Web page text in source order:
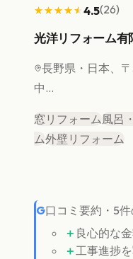
★★★★★
★★★★★ 4.5(26)
光洋リフォーム有
長野県 ・日本、
中...
窓リフォーム 風呂
ム外壁リフォーム
G口コミ要約 ・ 5件
＋ 良心的な
＋工事進捗